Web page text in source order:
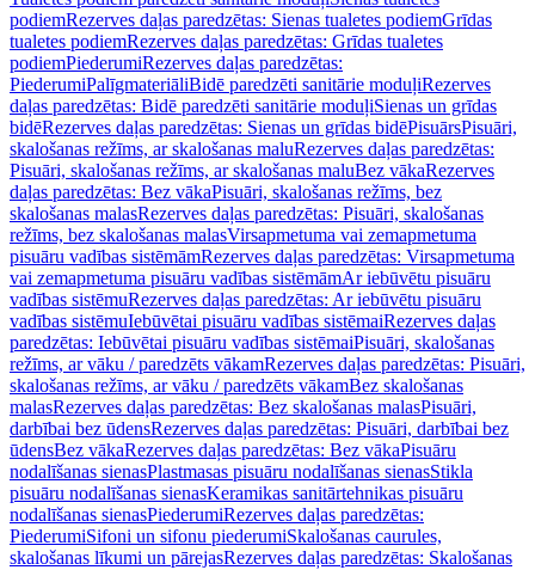
podiemRezerves daļas paredzētas: Sienas tualetes podiemGrīdas
tualetes podiemRezerves daļas paredzētas: Grīdas tualetes
podiemPiederumiRezerves daļas paredzētas:
PiederumiPalīgmateriāliBidē paredzēti sanitārie moduļiRezerves
daļas paredzētas: Bidē paredzēti sanitārie moduļiSienas un grīdas
bidēRezerves daļas paredzētas: Sienas un grīdas bidēPisuārsPisuāri,
skalošanas režīms, ar skalošanas maluRezerves daļas paredzētas:
Pisuāri, skalošanas režīms, ar skalošanas maluBez vākaRezerves
daļas paredzētas: Bez vākaPisuāri, skalošanas režīms, bez
skalošanas malasRezerves daļas paredzētas: Pisuāri, skalošanas
režīms, bez skalošanas malasVirsapmetuma vai zemapmetuma
pisuāru vadības sistēmāmRezerves daļas paredzētas: Virsapmetuma
vai zemapmetuma pisuāru vadības sistēmāmAr iebūvētu pisuāru
vadības sistēmuRezerves daļas paredzētas: Ar iebūvētu pisuāru
vadības sistēmuIebūvētai pisuāru vadības sistēmaiRezerves daļas
paredzētas: Iebūvētai pisuāru vadības sistēmaiPisuāri, skalošanas
režīms, ar vāku / paredzēts vākamRezerves daļas paredzētas: Pisuāri,
skalošanas režīms, ar vāku / paredzēts vākamBez skalošanas
malasRezerves daļas paredzētas: Bez skalošanas malasPisuāri,
darbībai bez ūdensRezerves daļas paredzētas: Pisuāri, darbībai bez
ūdensBez vākaRezerves daļas paredzētas: Bez vākaPisuāru
nodalīšanas sienasPlastmasas pisuāru nodalīšanas sienasStikla
pisuāru nodalīšanas sienasKeramikas sanitārtehnikas pisuāru
nodalīšanas sienasPiederumiRezerves daļas paredzētas:
PiederumiSifoni un sifonu piederumiSkalošanas caurules,
skalošanas līkumi un pārejasRezerves daļas paredzētas: Skalošanas